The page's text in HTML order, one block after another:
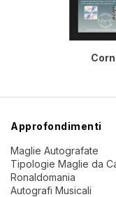
Approfondimenti
Maglie Autografate
Tipologie Maglie da
Ronaldomania
Autografi Musicali